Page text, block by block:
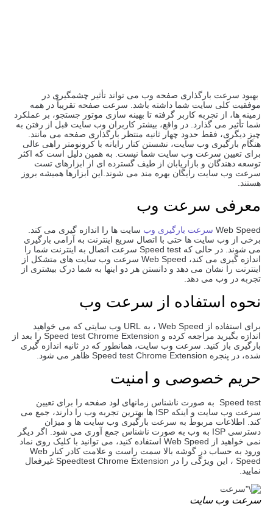
بهبود سرعت بارگذاری صفحه وب می تواند تأثیر چشمگیری در
موفقیت کلی سایت شما داشته باشد. سرعت صفحه تقریباً در همه
زمینه ها، از تجربه کاربر گرفته تا بهینه سازی موتور جستجو، بر عملکرد
شما تأثیر می گذارد. در واقع، بیشتر کاربران وب سایت قبل از رفتن به
چیز دیگری، فقط حدود چهار ثانیه منتظر بارگذاری صفحه می مانند.
هنگام بارگیری وب سایت، نشستن کنار رایانه با کرونومتر راهی عالی
برای تعیین سرعت وب سایت شما نیست. به همین دلیل است که اکثر
توسعه دهندگان و بازاریابان از طیف گسترده ای از ابزارهای تست
سرعت وب سایت رایگان بهره مند می شوند.این ابزارها همیشه بروز
هستند.
معرفی سرعت وب
Web Speed ​​ سرعت بارگیری وبسایت ها را اندازه گیری می کند.
برخی از وب سایت ها حتی با اتصال سریع اینترنت به آرامی بارگیری
می شوند. در حالی که Speed test سرعت اتصال به اینترنت شما را
اندازه گیری می کند، Web Speed ​​سرعت وب سایت های متشکل از
اینترنت را نشان می دهد و دانستن هر دو اینها به شما درک بیشتری از
تجربه در وب می دهد.
نحوه استفاده از سرعت وب
برای استفاده از Web Speed ​​، به URL وب سایتی که می خواهید
اندازه بگیرید مراجعه کرده و Speed test Chrome Extension را بعد از
بارگیری باز کنید. سرعت وب سایت، همانطور که در ثانیه اندازه گیری
شده، در پنجره Speed test Chrome Extension ظاهر می شود.
حریم خصوصی و امنیت
Speed test به صورت ناشناس زمانهای لود صفحه را برای تعیین
سرعت وب سایت و اینکه ISP ها بهترین تجربه وب را دارند، جمع می
کند. اطلاعات مربوط به سرعت بارگیری وب سایت ها و میزان
دسترسی ISP به وب به صورت ناشناس جمع آوری می شود. اگر دیگر
نمی خواهید از Web Speed ​​استفاده کنید، می توانید با کلیک روی نماد
ورود به حساب در گوشه بالا سمت راست و علامت کادر کنار Web
Speed ​​، این ویژگی را در Speedtest Chrome Extension غیرفعال
نمایید.
سرعت وب سایت